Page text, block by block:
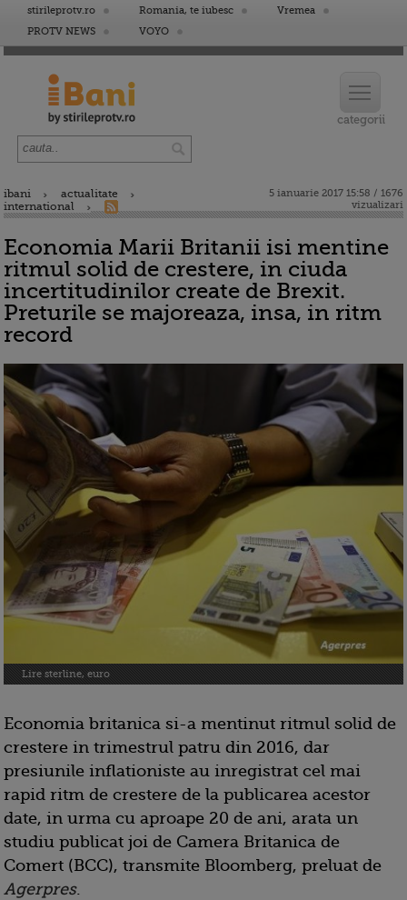
stirileprotv.ro Romania, te iubesc
Vremea
PROTV NEWS
VOYO
ibani
actualitate
international
5 ianuarie 2017 15:58 / 1676
vizualizari
Economia Marii Britanii isi mentine
ritmul solid de crestere, in ciuda
incertitudinilor create de Brexit.
Preturile se majoreaza, insa, in ritm
record
Lire sterline, euro
Economia britanica si-a mentinut ritmul solid de
crestere in trimestrul patru din 2016, dar
presiunile inflationiste au inregistrat cel mai
rapid ritm de crestere de la publicarea acestor
date, in urma cu aproape 20 de ani, arata un
studiu publicat joi de Camera Britanica de
Comert (BCC), transmite Bloomberg, preluat de
Agerpres.